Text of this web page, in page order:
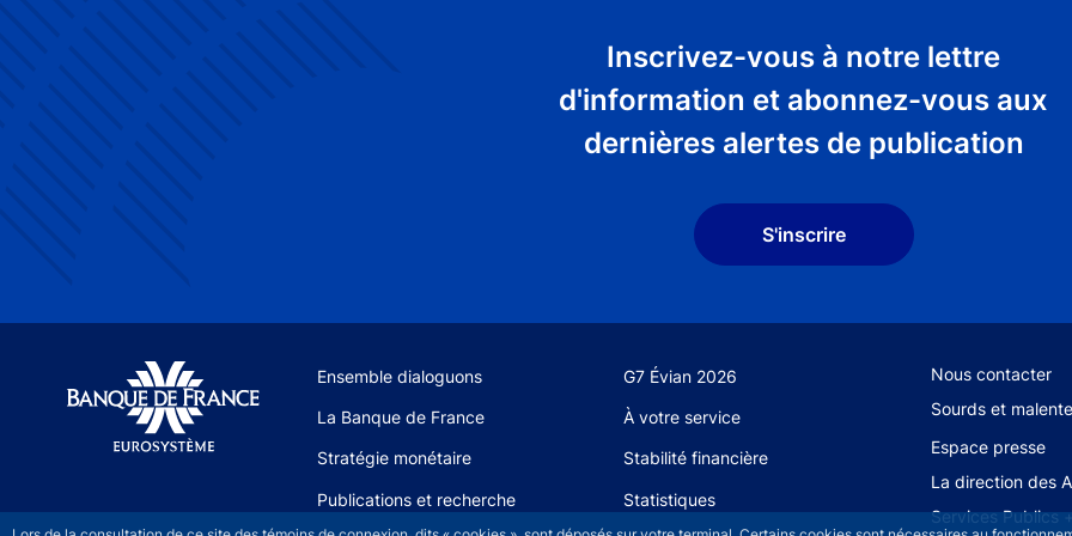
Inscrivez-vous à notre lettre
d'information et abonnez-vous aux
dernières alertes de publication
S'inscrire
Site navigation
Ensemble dialoguons G7 Évian 2026
La Banque de France À votre service
Stratégie monétaire Stabilité financière
Publications et recherche Statistiques
Footer secondary
Nous contacter
Sourds et
Espace presse
La direction des
Services Publics